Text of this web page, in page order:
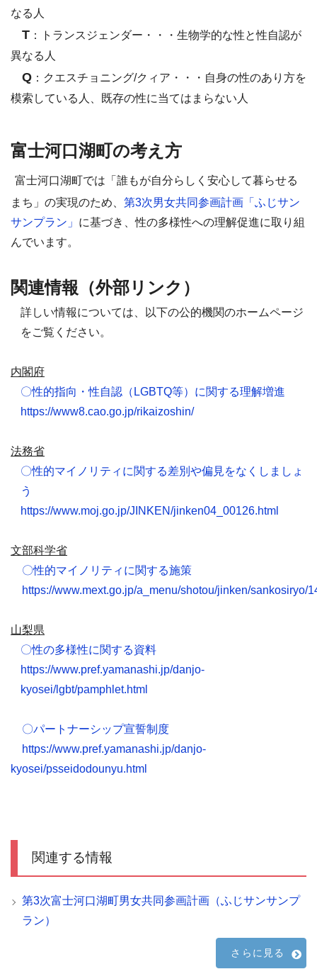
なる人
T ： トランスジェンダー ・・・生物学的な性と性自認が
異なる人
Q ： クエスチョニング/クィア ・・・自身の性のあり方を
模索している人、既存の性に当てはまらない人
富士河口湖町の考え方
富士河口湖町では「誰もが自分らしく安心して暮らせる
まち」の実現のため、 第3次男女共同参画計画「ふじサン
サンプラン」 に基づき、性の多様性への理解促進に取り組
んでいます。
関連情報（外部リンク）
詳しい情報については、以下の公的機関のホームページ
をご覧ください。
内閣府
〇性的指向・性自認（ LGBTQ等）に関する理解増進
https://www8.cao.go.jp/rikaizoshin/
法務省
〇性的マイノリティに関する差別や偏見をなくしましょ
う
https://www.moj.go.jp/JINKEN/jinken04_00126.html
文部科学省
〇性的マイノリティに関する施策
https://www.mext.go.jp/a_menu/shotou/jinken/sankosiryo/
山梨県
〇性の多様性に関する資料
https://www.pref.yamanashi.jp/danjo-
kyosei/lgbt/pamphlet.html
〇パートナーシップ宣誓制度
https://www.pref.yamanashi.jp/danjo-
kyosei/psseidodounyu.html
関連する情報
第3次富士河口湖町男女共同参画計画（ふじサンサンプ
ラン）
さらに見る